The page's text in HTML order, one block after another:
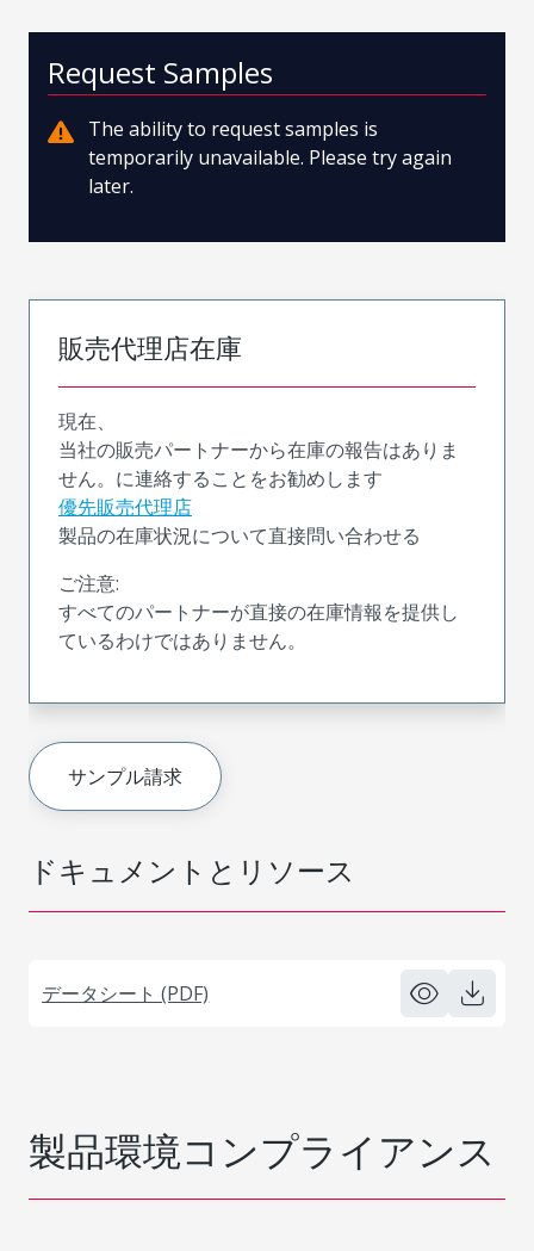
ドキュメントとリソース
データシート (PDF)
Request Samples
The ability to request samples is
temporarily unavailable. Please try again
later.
販売代理店在庫
現在、
当社の販売パートナーから在庫の報告はありま
せん。に連絡することをお勧めします
優先販売代理店
製品の在庫状況について直接問い合わせる
ご注意:
すべてのパートナーが直接の在庫情報を提供し
ているわけではありません。
サンプル請求
製品環境コンプライアンス